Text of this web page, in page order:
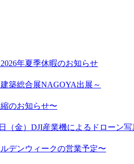
年夏季休暇のお知らせ
築総合展NAGOYA出展～
のお知らせ〜
（金）DJI産業機によるドローン
デンウィークの営業予定〜